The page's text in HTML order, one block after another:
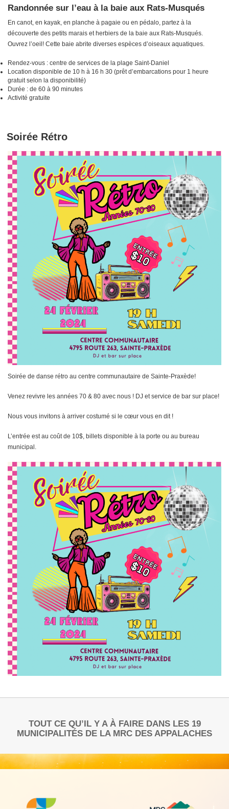
Randonnée sur l’eau à la baie aux Rats-Musqués
En canot, en kayak, en planche à pagaie ou en pédalo, partez à la
découverte des petits marais et herbiers de la baie aux Rats-Musqués.
Ouvrez l’oeil! Cette baie abrite diverses espèces d’oiseaux aquatiques.
Rendez-vous : centre de services de la plage Saint-Daniel
Location disponible de 10 h à 16 h 30 (prêt d’embarcations pour 1 heure
gratuit selon la disponibilité)
Durée : de 60 à 90 minutes
Activité gratuite
Soirée Rétro
Soirée de danse rétro au centre communautaire de Sainte-Praxède!
Venez revivre les années 70 & 80 avec nous ! DJ et service de bar sur place!
Nous vous invitons à arriver costumé si le cœur vous en dit !
L’entrée est au coût de 10$, billets disponible à la porte ou au bureau
municipal.
TOUT CE QU’IL Y A À FAIRE DANS LES 19
MUNICIPALITÉS DE LA MRC DES APPALACHES